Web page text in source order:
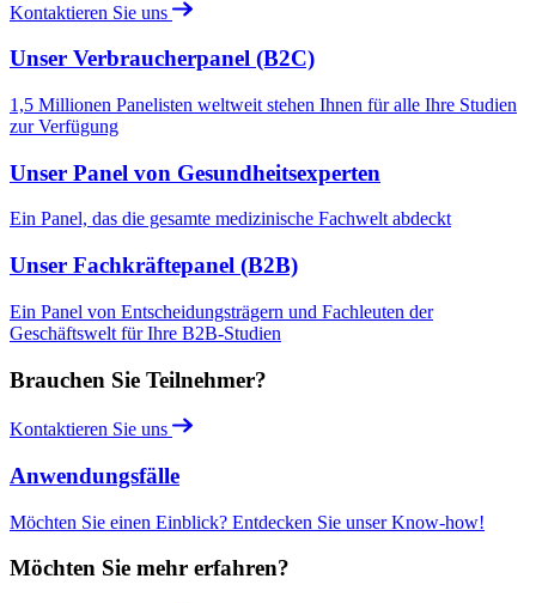
Kontaktieren Sie uns
Unser Verbraucherpanel (B2C)
1,5 Millionen Panelisten weltweit stehen Ihnen für alle Ihre Studien
zur Verfügung
Unser Panel von Gesundheitsexperten
Ein Panel, das die gesamte medizinische Fachwelt abdeckt
Unser Fachkräftepanel (B2B)
Ein Panel von Entscheidungsträgern und Fachleuten der
Geschäftswelt für Ihre B2B-Studien
Brauchen Sie Teilnehmer?
Kontaktieren Sie uns
Anwendungsfälle
Möchten Sie einen Einblick? Entdecken Sie unser Know-how!
Möchten Sie mehr erfahren?